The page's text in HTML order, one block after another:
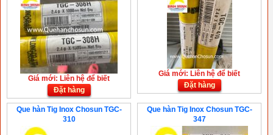
Giá mới: Liên hệ để biết
Đặt hàng
Giá mới: Liên hệ để biết
Đặt hàng
Que hàn Tig Inox Chosun TGC-
310
Que hàn Tig Inox Chosun TGC-
347